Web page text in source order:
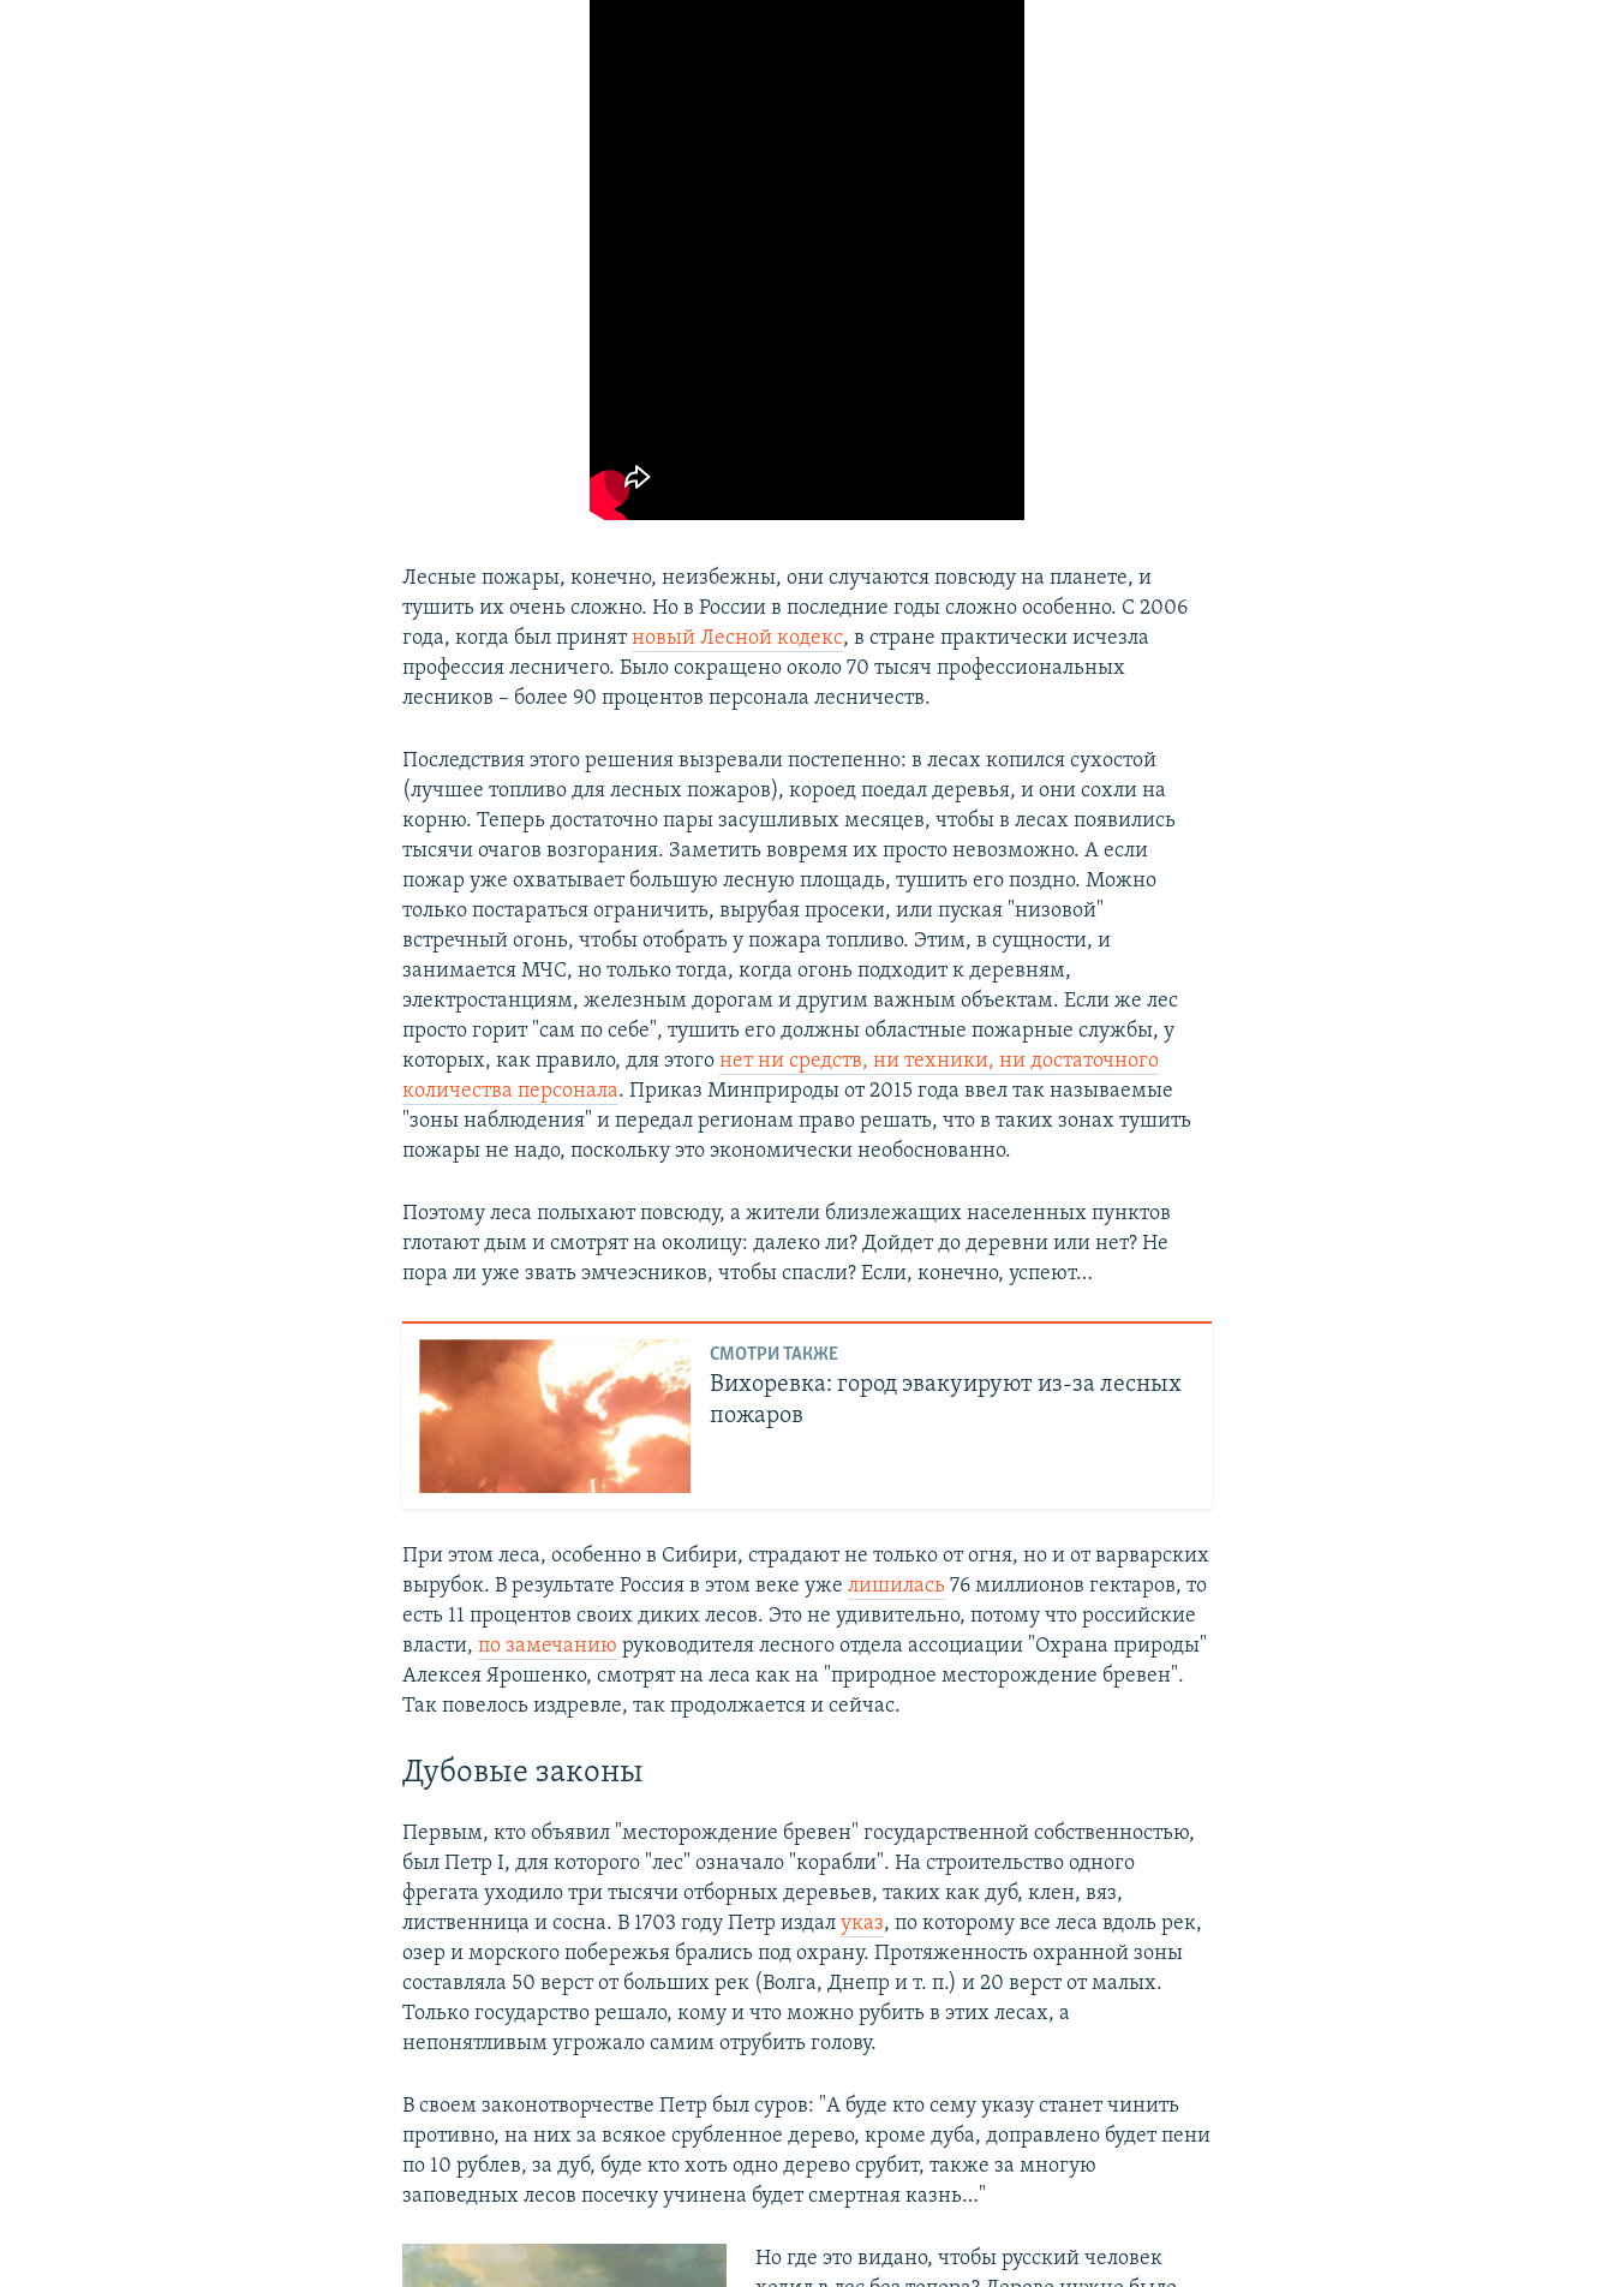
Лесные пожары, конечно, неизбежны, они случаются повсюду на планете, и
тушить их очень сложно. Но в России в последние годы сложно особенно. С 2006
года, когда был принятновый Лесной кодекс, в стране практически исчезла
профессия лесничего. Было сокращено около 70 тысяч профессиональных
лесников – более 90 процентов персонала лесничеств.
Последствия этого решения вызревали постепенно: в лесах копился сухостой
(лучшее топливо для лесных пожаров), короед поедал деревья, и они сохли на
корню. Теперь достаточно пары засушливых месяцев, чтобы в лесах появились
тысячи очагов возгорания. Заметить вовремя их просто невозможно. А если
пожар уже охватывает большую лесную площадь, тушить его поздно. Можно
только постараться ограничить, вырубая просеки, или пуская "низовой"
встречный огонь, чтобы отобрать у пожара топливо. Этим, в сущности, и
занимается МЧС, но только тогда, когда огонь подходит к деревням,
электростанциям, железным дорогам и другим важным объектам. Если же лес
просто горит "сам по себе", тушить его должны областные пожарные службы, у
которых, как правило, для этогонет ни средств, ни техники, ни достаточного
количества персонала. Приказ Минприроды от 2015 года ввел так называемые
"зоны наблюдения" и передал регионам право решать, что в таких зонах тушить
пожары не надо, поскольку это экономически необоснованно.
Поэтому леса полыхают повсюду, а жители близлежащих населенных пунктов
глотают дым и смотрят на околицу: далеко ли? Дойдет до деревни или нет? Не
пора ли уже звать эмчеэсников, чтобы спасли? Если, конечно, успеют…
СМОТРИ ТАКЖЕ
Вихоревка: город эвакуируют из-за лесных
пожаров
При этом леса, особенно в Сибири, страдают не только от огня, но и от варварских
вырубок. В результате Россия в этом веке ужелишилась 76 миллионов гектаров, то
есть 11 процентов своих диких лесов. Это не удивительно, потому что российские
власти,по замечанию руководителя лесного отдела ассоциации "Охрана природы"
Алексея Ярошенко, смотрят на леса как на "природное месторождение бревен".
Так повелось издревле, так продолжается и сейчас.
Дубовые законы
Первым, кто объявил "месторождение бревен" государственной собственностью,
был Петр I, для которого "лес" означало "корабли". На строительство одного
фрегата уходило три тысячи отборных деревьев, таких как дуб, клен, вяз,
лиственница и сосна. В 1703 году Петр издалуказ, по которому все леса вдоль рек,
озер и морского побережья брались под охрану. Протяженность охранной зоны
составляла 50 верст от больших рек (Волга, Днепр и т. п.) и 20 верст от малых.
Только государство решало, кому и что можно рубить в этих лесах, а
непонятливым угрожало самим отрубить голову.
В своем законотворчестве Петр был суров: "А буде кто сему указу станет чинить
противно, на них за всякое срубленное дерево, кроме дуба, доправлено будет пени
по 10 рублев, за дуб, буде кто хоть одно дерево срубит, также за многую
заповедных лесов посечку учинена будет смертная казнь…"
Но где это видано, чтобы русский человек